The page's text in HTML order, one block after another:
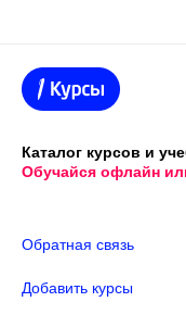
Каталог курсов и
Обучайся офлайн
Обратная связь
Добавить курсы